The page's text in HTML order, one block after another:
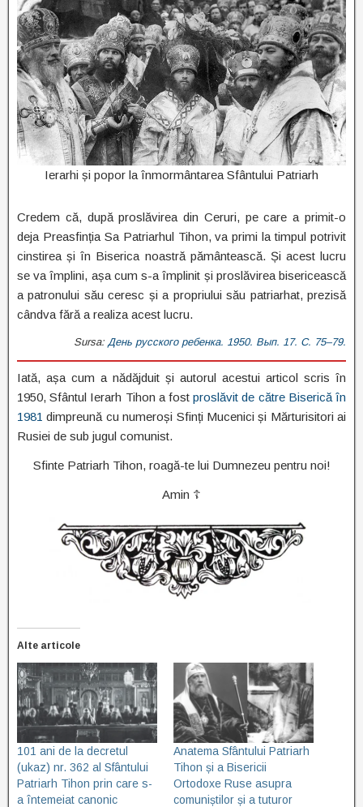
Ierarhi și popor la înmormântarea Sfântului Patriarh
Credem că, după proslăvirea din Ceruri, pe care a primit-o
deja Preasfinția Sa Patriarhul Tihon, va primi la timpul potrivit
cinstirea și în Biserica noastră pământească. Și acest lucru
se va împlini, așa cum s-a împlinit și proslăvirea bisericească
a patronului său ceresc și a propriului său patriarhat, prezisă
cândva fără a realiza acest lucru.
Sursa: День русского ребенка. 1950. Вып. 17. С. 75–79.
Iată, așa cum a nădăjduit și autorul acestui articol scris în
1950, Sfântul Ierarh Tihon a fostproslăvit de către Biserică în
1981 dimpreună cu numeroși Sfinți Mucenici și Mărturisitori ai
Rusiei de sub jugul comunist.
Sfinte Patriarh Tihon, roagă-te lui Dumnezeu pentru noi!
Amin ☦︎
Alte articole
101 ani de la decretul
(ukaz) nr. 362 al Sfântului
Patriarh Tihon prin care s-
a întemeiat canonic
Anatema Sfântului Patriarh
Tihon și a Bisericii
Ortodoxe Ruse asupra
comuniștilor și a tuturor